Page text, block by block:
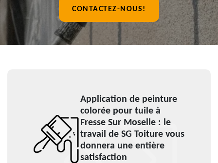
CONTACTEZ-NOUS!
Application de peinture
colorée pour tuile à
Fresse Sur Moselle : le
travail de SG Toiture vous
donnera une entière
satisfaction